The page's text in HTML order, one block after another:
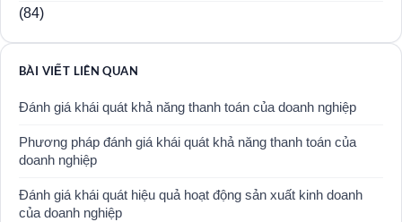
(84)
BÀI VIẾT LIÊN QUAN
Đánh giá khái quát khả năng thanh toán của doanh nghiệp
Phương pháp đánh giá khái quát khả năng thanh toán của
doanh nghiệp
Đánh giá khái quát hiệu quả hoạt động sản xuất kinh doanh
của doanh nghiệp